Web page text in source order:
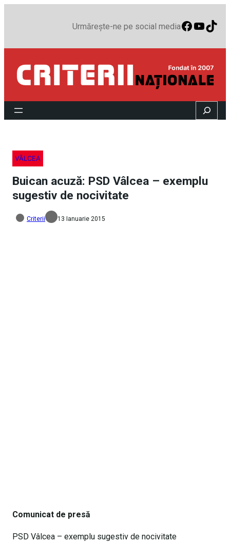
Urmărește-ne pe social media
Search
VÂLCEA
Buican acuză: PSD Vâlcea – exemplu
sugestiv de nocivitate
Criterii 13 Ianuarie 2015
Comunicat de presă
PSD Vâlcea – exemplu sugestiv de nocivitate